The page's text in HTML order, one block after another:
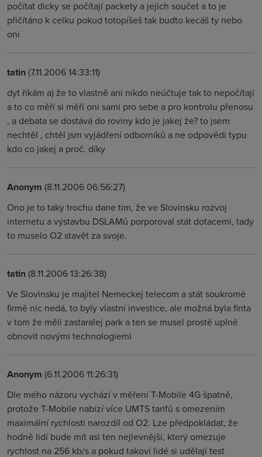
počítat dicky se počítají packety a jejich součet a to je
přičítáno k celku pokud totopíšeš tak budto kecáš ty nebo
oni
tatin(7.11.2006 14:33:11)
dyt říkám a) že to vlastně ani nikdo neúčtuje tak to nepočítají
a to co měří si měří oni sami pro sebe a pro kontrolu přenosu
, a debata se dostává do roviny kdo je jakej že? to jsem
nechtěl , chtěl jsm vyjádření odborníků a ne odpovědi typu
kdo co jakej a proč. díky
Anonym (8.11.2006 06:56:27)
Ono je to taky trochu dane tim, že ve Slovinsku rozvoj
internetu a výstavbu DSLAMů porporoval stát dotacemi, tady
to muselo O2 stavět za svoje.
tatin(8.11.2006 13:26:38)
Ve Slovinsku je majitel Nemeckej telecom a stát soukromé
firmě nic nedá, to byly vlastní investice, ale možná byla finta
v tom že měli zastaralej park a ten se musel prostě uplně
obnovit novými technologiemi
Anonym (6.11.2006 11:26:31)
Dle mého názoru vychází v měření T-Mobile 4G špatně,
protože T-Mobile nabízí více UMTS tarifů s omezením
maximální rychlosti narozdíl od O2. Lze předpokládat, že
hodně lidí bude mít asi ten nejlevnější, který omezuje
rychlost na 256 kb/s a pokud takoví lidé si udělají test